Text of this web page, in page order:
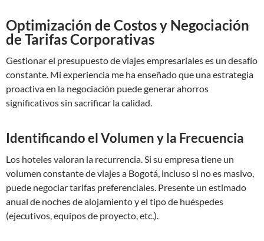
Optimización de Costos y Negociación
de Tarifas Corporativas
Gestionar el presupuesto de viajes empresariales es un desafío
constante. Mi experiencia me ha enseñado que una estrategia
proactiva en la negociación puede generar ahorros
significativos sin sacrificar la calidad.
Identificando el Volumen y la Frecuencia
Los hoteles valoran la recurrencia. Si su empresa tiene un
volumen constante de viajes a Bogotá, incluso si no es masivo,
puede negociar tarifas preferenciales. Presente un estimado
anual de noches de alojamiento y el tipo de huéspedes
(ejecutivos, equipos de proyecto, etc.).